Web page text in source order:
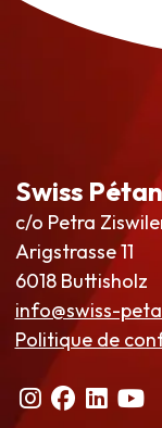
Swiss
c/o Petra
Arigstrasse 11
6018 Buttisholz
info@swiss-
Politique de